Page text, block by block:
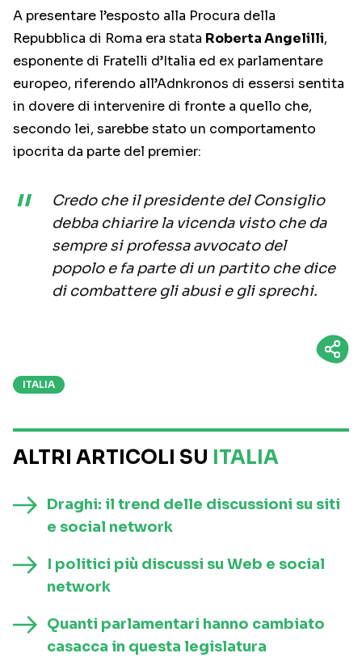
A presentare l’esposto alla Procura della
Repubblica di Roma era stata Roberta Angelilli,
esponente di Fratelli d’Italia ed ex parlamentare
europeo, riferendo all’Adnkronos di essersi sentita
in dovere di intervenire di fronte a quello che,
secondo lei, sarebbe stato un comportamento
ipocrita da parte del premier:
Credo che il presidente del Consiglio
debba chiarire la vicenda visto che da
sempre si professa avvocato del
popolo e fa parte di un partito che dice
di combattere gli abusi e gli sprechi.
ITALIA
ALTRI ARTICOLI SU ITALIA
Draghi: il trend delle discussioni su siti
e social network
I politici più discussi su Web e social
network
Quanti parlamentari hanno cambiato
casacca in questa legislatura